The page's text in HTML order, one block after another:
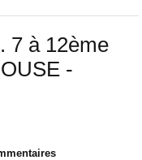
7 à 12ème
-